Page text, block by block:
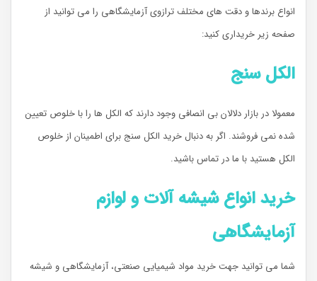
انواع برندها و دقت های مختلف ترازوی آزمایشگاهی را می توانید از
صفحه زیر خریداری کنید:‌
الکل سنج
معمولا در بازار دلالان بی انصافی وجود دارند که الکل ها را با خلوص تعیین
شده نمی فروشند. اگر به دنبال خرید الکل سنج برای اطمینان از خلوص
الکل هستید با ما در تماس باشید.
خرید انواع شیشه آلات و لوازم
آزمایشگاهی
شما می توانید جهت خرید مواد شیمیایی صنعتی، آزمایشگاهی و شیشه